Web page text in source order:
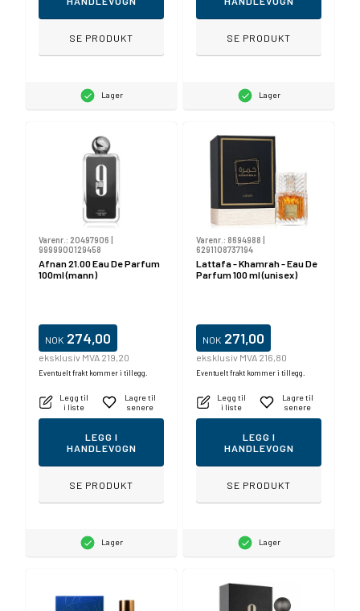
SE PRODUKT
Lager
SE PRODUKT
Lager
Varenr.: 20497906 |
9999900129458
Afnan 21.00 Eau De Parfum
100ml (mann)
NOK 274,00
eksklusiv MVA 219,20
Eventuelt frakt kommer i tillegg.
Legg til
i liste
Lagre til
senere
LEGG I
HANDLEVOGN
SE PRODUKT
Lager
Varenr.: 8694988 |
6291108737194
Lattafa - Khamrah - Eau De
Parfum 100 ml (unisex)
NOK 271,00
eksklusiv MVA 216,80
Eventuelt frakt kommer i tillegg.
Legg til
i liste
Lagre til
senere
LEGG I
HANDLEVOGN
SE PRODUKT
Lager